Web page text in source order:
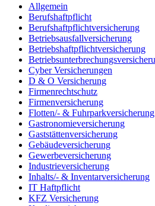
Allgemein
Berufshaftpflicht
Berufshaftpflichtversicherung
Betriebsausfallversicherung
Betriebshaftpflichtversicherung
Cyber Versicherungen
D & O Versicherung
Firmenrechtschutz
Firmenversicherung
Flotten/- & Fuhrparkversicherung
Gastronomieversicherung
Gaststättenversicherung
Gebäudeversicherung
Gewerbeversicherung
Industrieversicherung
Inhalts/- & Inventarversicherung
IT Haftpflicht
KFZ Versicherung